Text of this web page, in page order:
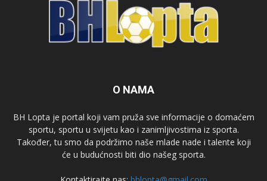
O NAMA
BH Lopta je portal koji vam pruža sve informacije o domaćem
sportu, sportu u svijetu kao i zanimljivostima iz sporta.
Također, tu smo da podržimo naše mlade nade i talente koji
će u budućnosti biti dio našeg sporta.